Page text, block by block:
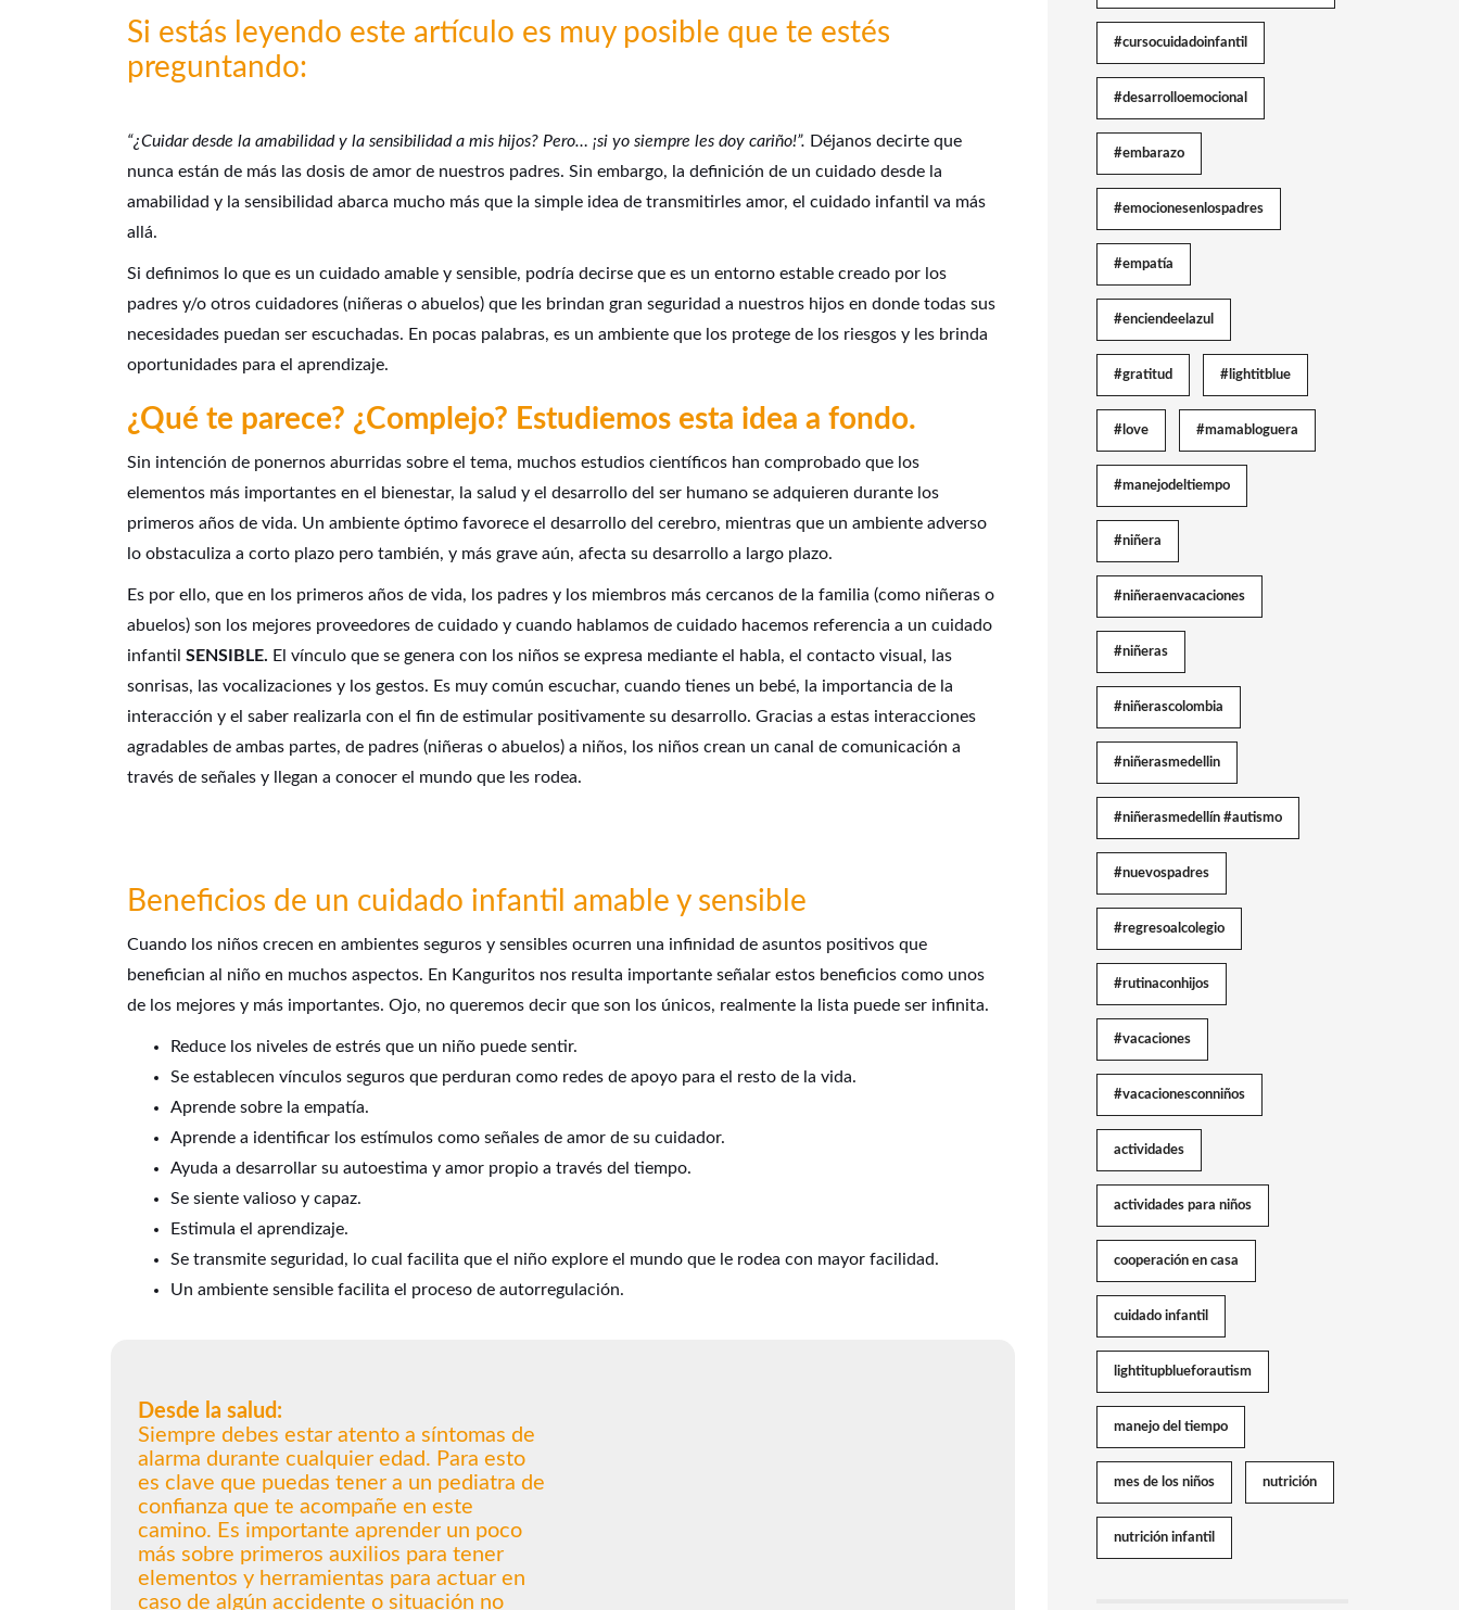
Si estás leyendo este artículo es muy posible que te estés
preguntando:
“¿Cuidar desde la amabilidad y la sensibilidad a mis hijos? Pero… ¡si yo siempre les doy cariño!”. Déjanos decirte que
nunca están de más las dosis de amor de nuestros padres. Sin embargo, la definición de un cuidado desde la
amabilidad y la sensibilidad abarca mucho más que la simple idea de transmitirles amor, el cuidado infantil va más
allá.
Si definimos lo que es un cuidado amable y sensible, podría decirse que es un entorno estable creado por los
padres y/o otros cuidadores (niñeras o abuelos) que les brindan gran seguridad a nuestros hijos en donde todas sus
necesidades puedan ser escuchadas. En pocas palabras, es un ambiente que los protege de los riesgos y les brinda
oportunidades para el aprendizaje.
¿Qué te parece? ¿Complejo? Estudiemos esta idea a fondo.
Sin intención de ponernos aburridas sobre el tema, muchos estudios científicos han comprobado que los
elementos más importantes en el bienestar, la salud y el desarrollo del ser humano se adquieren durante los
primeros años de vida. Un ambiente óptimo favorece el desarrollo del cerebro, mientras que un ambiente adverso
lo obstaculiza a corto plazo pero también, y más grave aún, afecta su desarrollo a largo plazo.
Es por ello, que en los primeros años de vida, los padres y los miembros más cercanos de la familia (como niñeras o
abuelos) son los mejores proveedores de cuidado y cuando hablamos de cuidado hacemos referencia a un cuidado
infantil SENSIBLE. El vínculo que se genera con los niños se expresa mediante el habla, el contacto visual, las
sonrisas, las vocalizaciones y los gestos. Es muy común escuchar, cuando tienes un bebé, la importancia de la
interacción y el saber realizarla con el fin de estimular positivamente su desarrollo. Gracias a estas interacciones
agradables de ambas partes, de padres (niñeras o abuelos) a niños, los niños crean un canal de comunicación a
través de señales y llegan a conocer el mundo que les rodea.
Beneficios de un cuidado infantil amable y sensible
Cuando los niños crecen en ambientes seguros y sensibles ocurren una infinidad de asuntos positivos que
benefician al niño en muchos aspectos. En Kanguritos nos resulta importante señalar estos beneficios como unos
de los mejores y más importantes. Ojo, no queremos decir que son los únicos, realmente la lista puede ser infinita.
Reduce los niveles de estrés que un niño puede sentir.
Se establecen vínculos seguros que perduran como redes de apoyo para el resto de la vida.
Aprende sobre la empatía.
Aprende a identificar los estímulos como señales de amor de su cuidador.
Ayuda a desarrollar su autoestima y amor propio a través del tiempo.
Se siente valioso y capaz.
Estimula el aprendizaje.
Se transmite seguridad, lo cual facilita que el niño explore el mundo que le rodea con mayor facilidad.
Un ambiente sensible facilita el proceso de autorregulación.
Desde la salud:
Siempre debes estar atento a síntomas de
alarma durante cualquier edad. Para esto
es clave que puedas tener a un pediatra de
confianza que te acompañe en este
camino. Es importante aprender un poco
más sobre primeros auxilios para tener
elementos y herramientas para actuar en
caso de algún accidente o situación no
#cursocuidadoinfantil
#desarrolloemocional
#embarazo
#emocionesenlospadres
#empatía
#enciendeelazul
#gratitud #lightitblue
#love #mamabloguera
#manejodeltiempo
#niñera
#niñeraenvacaciones
#niñeras
#niñerascolombia
#niñerasmedellin
#niñerasmedellín #autismo
#nuevospadres
#regresoalcolegio
#rutinaconhijos
#vacaciones
#vacacionesconniños
actividades
actividades para niños
cooperación en casa
cuidado infantil
lightitupblueforautism
manejo del tiempo
mes de los niños nutrición
nutrición infantil